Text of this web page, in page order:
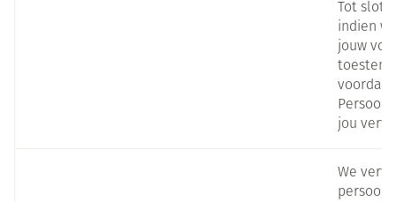
Tot slot
indien
jouw
voordat
jou
We